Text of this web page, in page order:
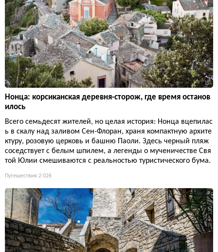
Нонца: корсиканская деревня-сторож, где время останов
илось
Всего семьдесят жителей, но целая история: Нонца вцепилас
ь в скалу над заливом Сен-Флоран, храня компактную архите
ктуру, розовую церковь и башню Паоли. Здесь черный пляж
соседствует с белым шпилем, а легенды о мученичестве Свя
той Юлии смешиваются с реальностью туристического бума.
Путешествия 2 026